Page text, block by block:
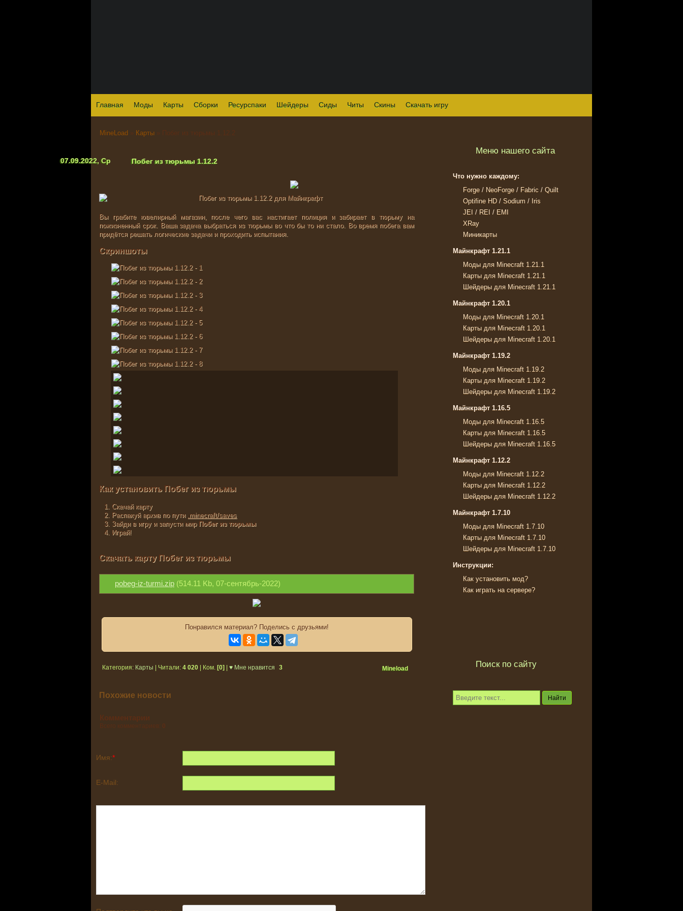
Главная Моды Карты Сборки Ресурспаки Шейдеры Сиды Читы Скины Скачать игру
MineLoad Карты » Побег из тюрьмы 1.12.2
07.09.2022, Ср Побег из тюрьмы 1.12.2
Вы грабите ювелирный магазин, после чего вас настигает полиция и забирает в тюрьму на
пожизненный срок. Ваша задача выбраться из тюрьмы во что бы то ни стало. Во время побега вам
придётся решать логические задачи и проходить испытания.
Скриншоты
Как установить Побег из тюрьмы
Скачай карту
Распакуй архив по пути .minecraft/saves
Зайди в игру и запусти мир Побег из тюрьмы
Играй!
Скачать карту Побег из тюрьмы
pobeg-iz-turmi.zip (514.11 Kb, 07-сентябрь-2022)
Понравился материал? Поделись с друзьями!
Категория: Карты | Читали: 4 020 | Ком. [0] ♥ Мне нравится 3 Mineload
Похожие новости
Комментарии
Всего комментариев: 0
Имя:*
E-Mail:
Меню нашего сайта
Что нужно каждому:
Forge / NeoForge / Fabric / Quilt
Optifine HD / Sodium / Iris
JEI / REI / EMI
XRay
Миникарты
Майнкрафт 1.21.1
Моды для Minecraft 1.21.1
Карты для Minecraft 1.21.1
Шейдеры для Minecraft 1.21.1
Майнкрафт 1.20.1
Моды для Minecraft 1.20.1
Карты для Minecraft 1.20.1
Шейдеры для Minecraft 1.20.1
Майнкрафт 1.19.2
Моды для Minecraft 1.19.2
Карты для Minecraft 1.19.2
Шейдеры для Minecraft 1.19.2
Майнкрафт 1.16.5
Моды для Minecraft 1.16.5
Карты для Minecraft 1.16.5
Шейдеры для Minecraft 1.16.5
Майнкрафт 1.12.2
Моды для Minecraft 1.12.2
Карты для Minecraft 1.12.2
Шейдеры для Minecraft 1.12.2
Майнкрафт 1.7.10
Моды для Minecraft 1.7.10
Карты для Minecraft 1.7.10
Шейдеры для Minecraft 1.7.10
Инструкции:
Как установить мод?
Как играть на сервере?
Поиск по сайту
Найти